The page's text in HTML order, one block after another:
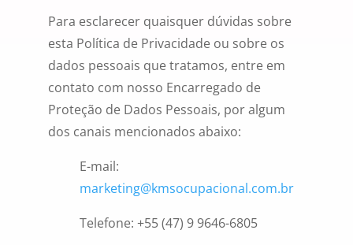
Para esclarecer quaisquer dúvidas sobre
esta Política de Privacidade ou sobre os
dados pessoais que tratamos, entre em
contato com nosso Encarregado de
Proteção de Dados Pessoais, por algum
dos canais mencionados abaixo:
E-mail:
marketing@kmsocupacional.com.br
Telefone: +55 (47) 9 9646-6805